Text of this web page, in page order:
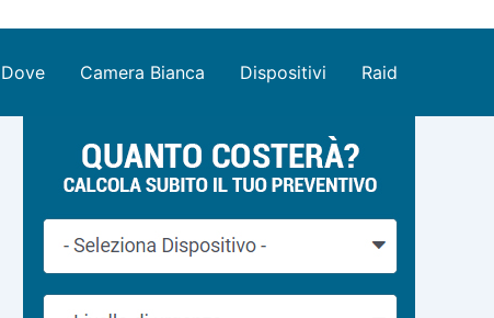
Dove Camera Bianca Dispositivi Raid